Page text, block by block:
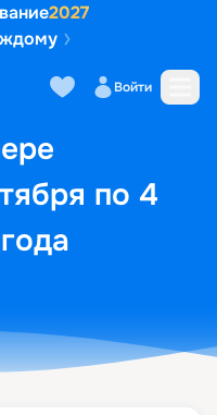
2027
Войти
по 4
Маршрут и